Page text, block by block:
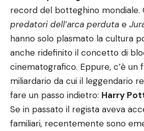
record del botteghino mondiale.
predatori dell’arca perduta e
hanno solo plasmato la cultura
anche ridefinito il concetto di
cinematografico. Eppure, c’è un
miliardario da cui il leggendario
fare un passo indietro: Harry
Se in passato il regista aveva
familiari, recentemente sono